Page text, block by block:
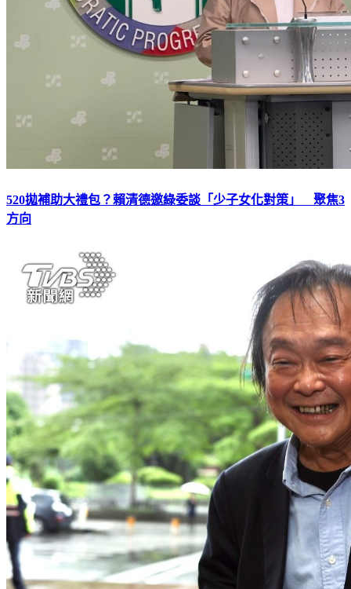
520拋補助大禮包？賴清德邀綠委談「少子女化對策」 聚焦3
方向